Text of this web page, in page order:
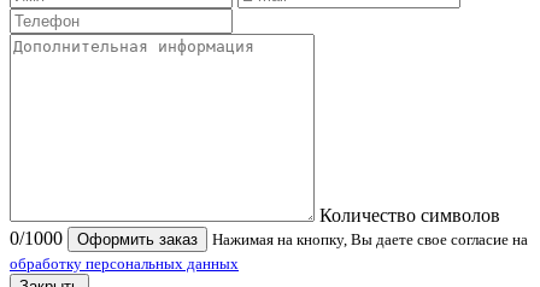
Количество символов
0/1000 Оформить заказ
Нажимая на кнопку, Вы даете свое согласие на
обработку персональных данных